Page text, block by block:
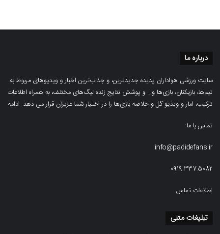
درباره ما
سایت ورزشی هواداران پدیده جدیدترین، و جذاب‌ترین اخبار و ویدیوهای مربوط به
تیم‌ها، بازیکنان، بازی‌ها و… و پوشش نتایج زنده لیگ‌های مختلف، به همراه اطلاعات
ترکیب، امار و ویدیو‌‌ گل‌ و خلاصه بازی‌ها را در اختیار شما عزیزان قرار می دهد. ادامه
تماس با ما:
info@padidefans.ir
0919.337.5082
اطلاعات تماس
تبلیغات متنی